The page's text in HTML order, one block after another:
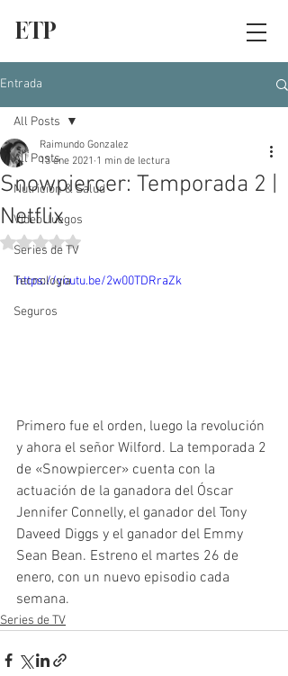
ETP
Entrada
All Posts
Nutrición & Salud
Video Juegos
Series de TV
Tecnología
Seguros
All Posts
Snowpiercer: Temporada 2 |
Netflix
Raimundo Gonzalez
13 ene 2021 1 min de lectura
Obtuvo NaN de 5 estrellas.
https://youtu.be/2w00TDRraZk
Primero fue el orden, luego la revolución
y ahora el señor Wilford. La temporada 2
de «Snowpiercer» cuenta con la
actuación de la ganadora del Óscar
Jennifer Connelly, el ganador del Tony
Daveed Diggs y el ganador del Emmy
Sean Bean. Estreno el martes 26 de
enero, con un nuevo episodio cada
semana.
Series de TV